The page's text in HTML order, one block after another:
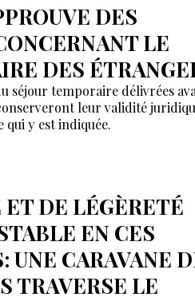
DES
LE
DES
séjour temporaire délivrées
leur validité
qui y est indiquée.
DE LÉGÈRETÉ
EN CES
UNE CARAVANE
TRAVERSE LE